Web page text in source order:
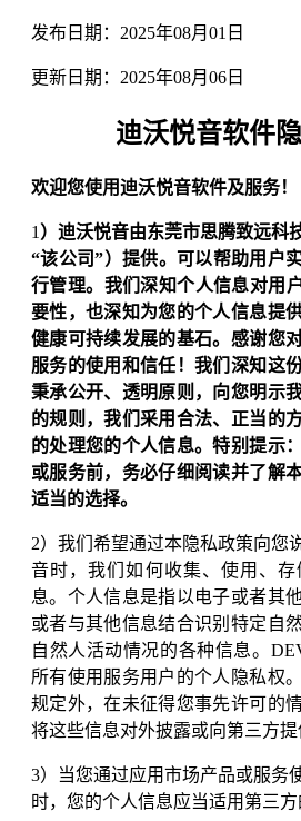
发布日期：2025年08月01日
更新日期：2025年08月06日
迪沃悦音软件
欢迎您使用迪沃悦音软件及服务！
1 ）迪沃悦音由东莞市思腾致远科
“该公司”）提供。可以帮助用户
行管理。我们深知个人信息对用
要性，也深知为您的个人信息提
健康可持续发展的基石。感谢您
服务的使用和信任！我们深知这
秉承公开、透明原则，向您明示
的规则，我们采用合法、正当的
的处理您的个人信息。特别提示
或服务前，务必仔细阅读并了解
适当的选择。
2）我们希望通过本隐私政策向您
音时，我们如何收集、使用、
息。个人信息是指以电子或者其
或者与其他信息结合识别特定自
自然人活动情况的各种信息。
所有使用服务用户的个人隐私权
规定外，在未征得您事先许可的
将这些信息对外披露或向第三方提
3）当您通过应用市场产品或服务
时，您的个人信息应当适用第三方